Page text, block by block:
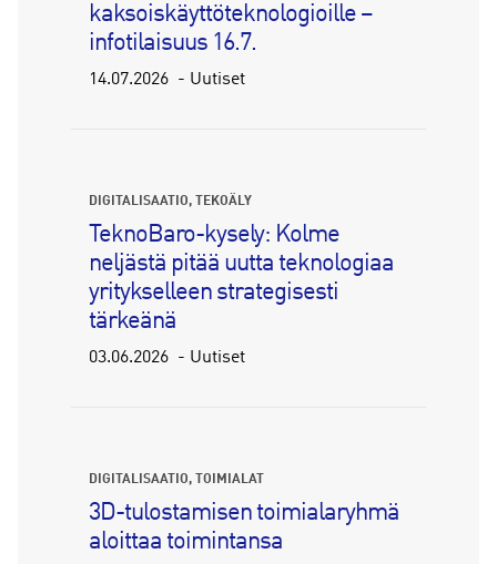
kaksoiskäyttöteknologioille –
infotilaisuus 16.7.
14.07.2026 Uutiset
DIGITALISAATIO TEKOÄLY
TeknoBaro-kysely: Kolme
neljästä pitää uutta teknologiaa
yritykselleen strategisesti
tärkeänä
03.06.2026 Uutiset
DIGITALISAATIO TOIMIALAT
3D-tulostamisen toimialaryhmä
aloittaa toimintansa